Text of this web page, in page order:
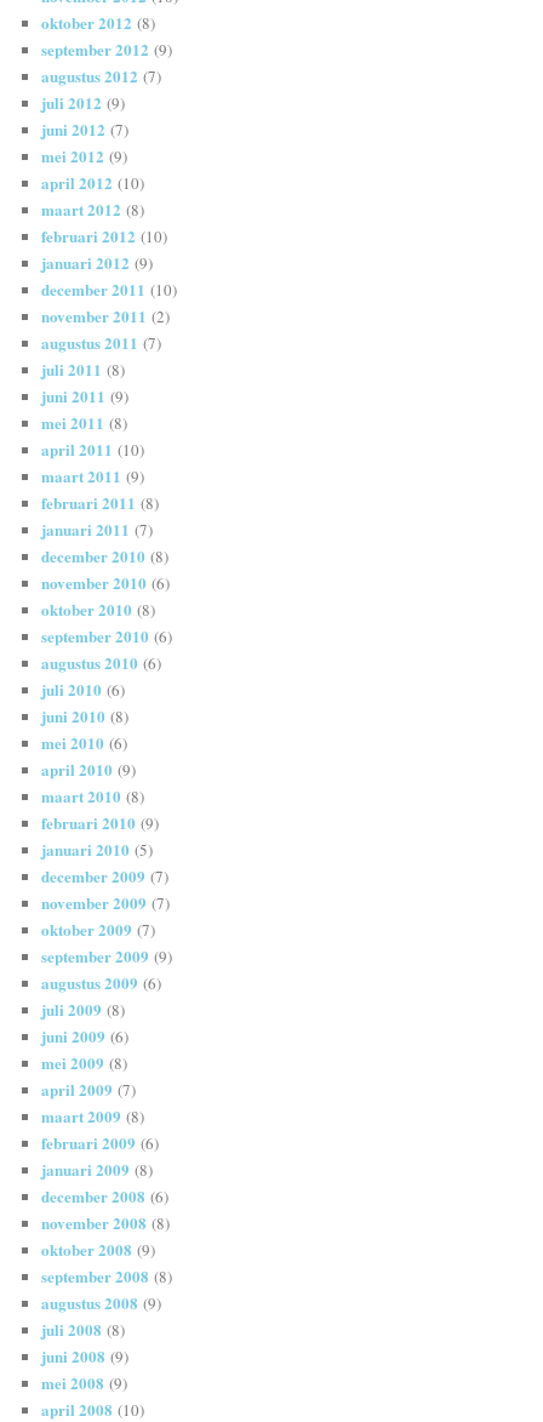
oktober 2012 (8)
september 2012 (9)
augustus 2012 (7)
juli 2012 (9)
juni 2012 (7)
mei 2012 (9)
april 2012 (10)
maart 2012 (8)
februari 2012 (10)
januari 2012 (9)
december 2011 (10)
november 2011 (2)
augustus 2011 (7)
juli 2011 (8)
juni 2011 (9)
mei 2011 (8)
april 2011 (10)
maart 2011 (9)
februari 2011 (8)
januari 2011 (7)
december 2010 (8)
november 2010 (6)
oktober 2010 (8)
september 2010 (6)
augustus 2010 (6)
juli 2010 (6)
juni 2010 (8)
mei 2010 (6)
april 2010 (9)
maart 2010 (8)
februari 2010 (9)
januari 2010 (5)
december 2009 (7)
november 2009 (7)
oktober 2009 (7)
september 2009 (9)
augustus 2009 (6)
juli 2009 (8)
juni 2009 (6)
mei 2009 (8)
april 2009 (7)
maart 2009 (8)
februari 2009 (6)
januari 2009 (8)
december 2008 (6)
november 2008 (8)
oktober 2008 (9)
september 2008 (8)
augustus 2008 (9)
juli 2008 (8)
juni 2008 (9)
mei 2008 (9)
april 2008 (10)